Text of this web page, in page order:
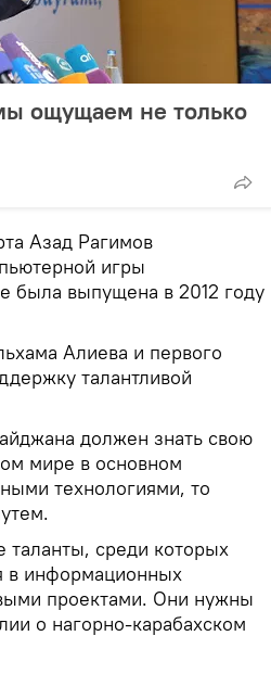
ощущаем не только
Азад Рагимов
игры
была выпущена в 2012 году
Алиева и первого
талантливой
должен знать свою
мире в основном
технологиями, то
среди которых
в информационных
проектами. Они нужны
о нагорно-карабахском